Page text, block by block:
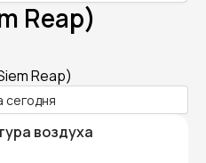
Reap)
Reap)
сегодня
воздуха